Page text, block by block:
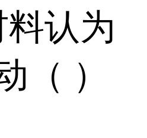
料认为
（ ）